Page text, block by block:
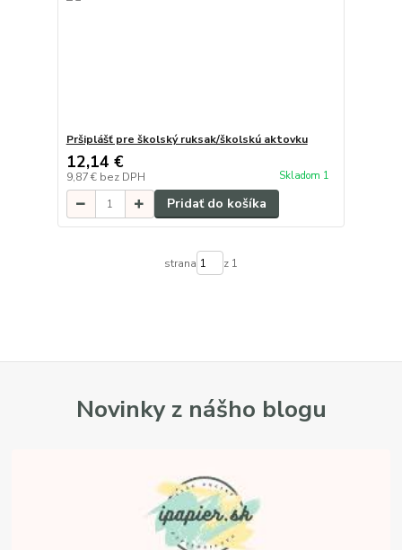
Pršiplášť pre školský ruksak/školskú aktovku
12,14 €
9,87 € bez DPH Skladom 1
Pridať do košíka
strana z 1
Novinky z nášho blogu